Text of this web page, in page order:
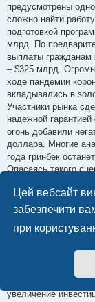
Цей вебсайт
забезпечити
при
предусмотрены
сложно найти
подготовкой
млрд. По
выплаты гражданам
– $325 млрд.
ходе пандемии
вкладывались в
Участники рынка
надежной
огонь добавили
доллара. Многие
года гринбек
Опасаясь такого
Специалисты
хеджирования
процентных
ожидается рост
в отношении
которые назвали
уходящего года.
факторы, как рост
увеличение